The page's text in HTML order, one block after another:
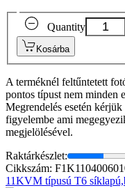
Quantity
Kosárba
A terméknél feltűntetett
pontos típust nem minden
Megrendelés esetén
figyelembe ami
megjelölésével.
Raktárkészlet:
Cikkszám:
11KVM típusú T6